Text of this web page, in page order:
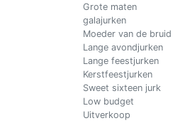
Grote maten
galajurken
Moeder van de bruid
Lange avondjurken
Lange feestjurken
Kerstfeestjurken
Sweet sixteen jurk
Low budget
Uitverkoop